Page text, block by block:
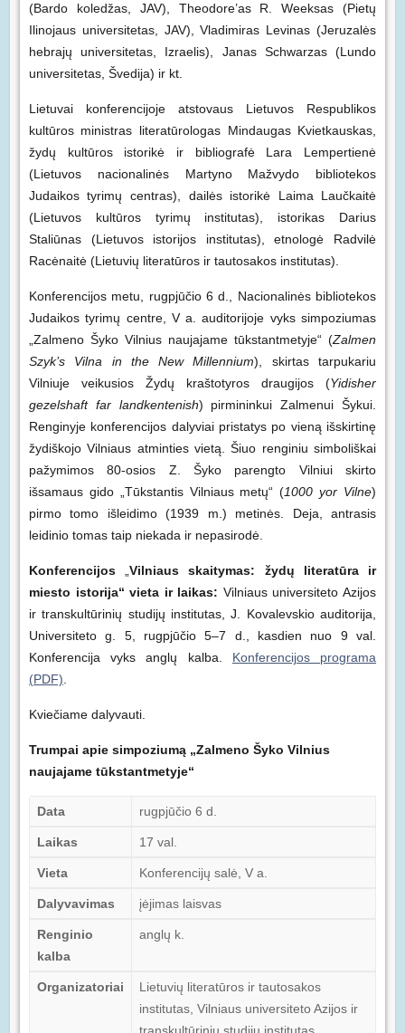
(Bardo koledžas, JAV), Theodore’as R. Weeksas (Pietų
Ilinojaus universitetas, JAV), Vladimiras Levinas (Jeruzalės
hebrajų universitetas, Izraelis), Janas Schwarzas (Lundo
universitetas, Švedija) ir kt.
Lietuvai konferencijoje atstovaus Lietuvos Respublikos
kultūros ministras literatūrologas Mindaugas Kvietkauskas,
žydų kultūros istorikė ir bibliografė Lara Lempertienė
(Lietuvos nacionalinės Martyno Mažvydo bibliotekos
Judaikos tyrimų centras), dailės istorikė Laima Laučkaitė
(Lietuvos kultūros tyrimų institutas), istorikas Darius
Staliūnas (Lietuvos istorijos institutas), etnologė Radvilė
Racėnaitė (Lietuvių literatūros ir tautosakos institutas).
Konferencijos metu, rugpjūčio 6 d., Nacionalinės bibliotekos
Judaikos tyrimų centre, V a. auditorijoje vyks simpoziumas
„Zalmeno Šyko Vilnius naujajame tūkstantmetyje“ (Zalmen
Szyk’s Vilna in the New Millennium), skirtas tarpukariu
Vilniuje veikusios Žydų kraštotyros draugijos (Yidisher
gezelshaft far landkentenish) pirmininkui Zalmenui Šykui.
Renginyje konferencijos dalyviai pristatys po vieną išskirtinę
žydiškojo Vilniaus atminties vietą. Šiuo renginiu simboliškai
pažymimos 80-osios Z. Šyko parengto Vilniui skirto
išsamaus gido „Tūkstantis Vilniaus metų“ (1000 yor Vilne)
pirmo tomo išleidimo (1939 m.) metinės. Deja, antrasis
leidinio tomas taip niekada ir nepasirodė.
Konferencijos„Vilniaus skaitymas: žydų literatūra ir
miesto istorija“ vieta ir laikas: Vilniaus universiteto Azijos
ir transkultūrinių studijų institutas, J. Kovalevskio auditorija,
Universiteto g. 5, rugpjūčio 5–7 d., kasdien nuo 9 val.
Konferencija vyks anglų kalba. Konferencijos programa
(PDF).
Kviečiame dalyvauti.
Trumpai apie simpoziumą „Zalmeno Šyko Vilnius
naujajame tūkstantmetyje“
Data rugpjūčio 6 d.
Laikas 17 val.
Vieta Konferencijų salė, V a.
Dalyvavimas įėjimas laisvas
Renginio
kalba
anglų k.
Organizatoriai
Lietuvių literatūros ir tautosakos
institutas, Vilniaus universiteto Azijos ir